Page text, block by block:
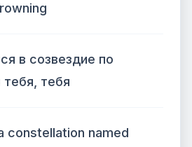
в созвездие по
тебя
constellation named